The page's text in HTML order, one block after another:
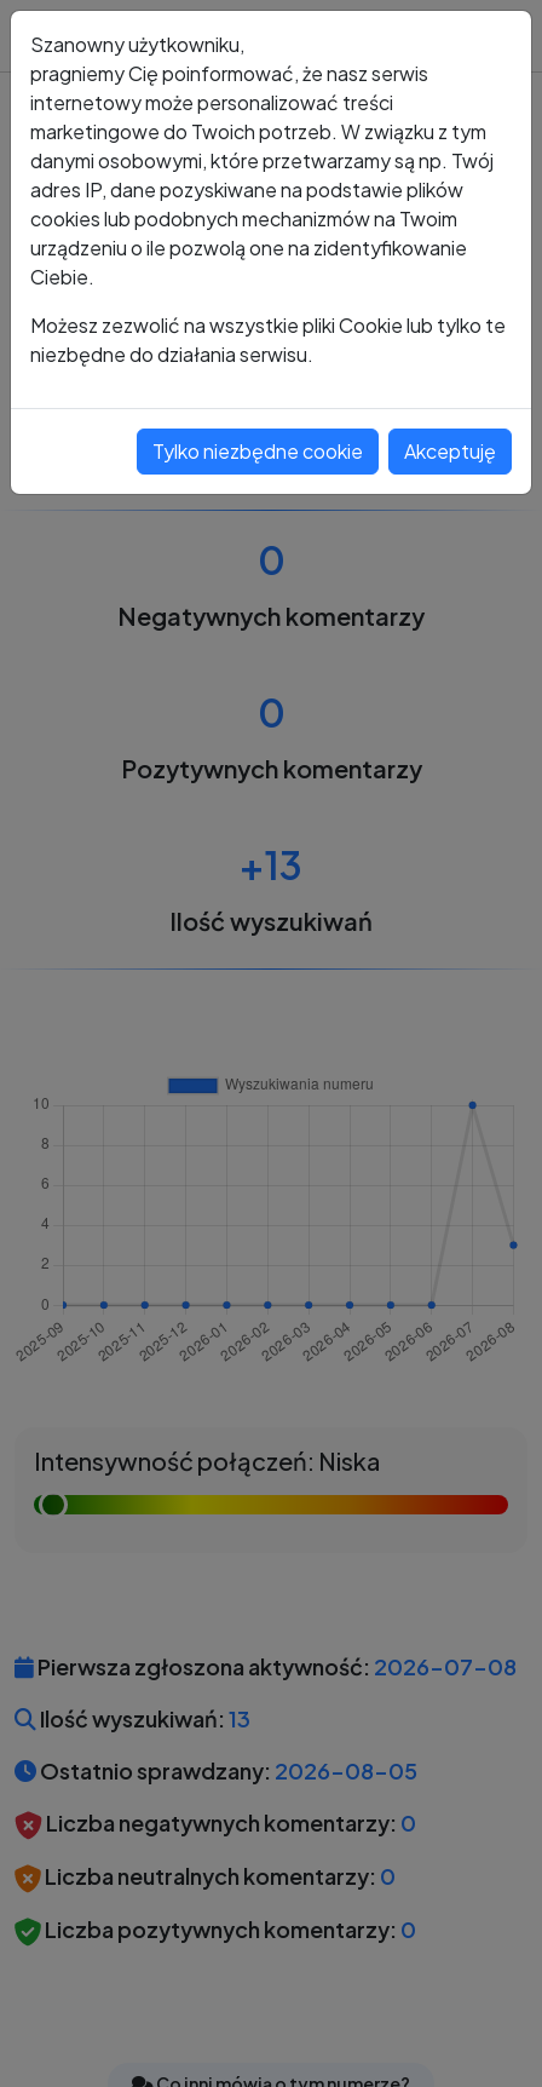
Kto dzwonił? Numer +48 222 779 212
+48 222 779 212
0
Negatywnych komentarzy
0
Pozytywnych komentarzy
+13
Ilość wyszukiwań
Intensywność połączeń: Niska
Pierwsza zgłoszona aktywność: 2026-07-08
Ilość wyszukiwań: 13
Ostatnio sprawdzany: 2026-08-05
Liczba negatywnych komentarzy: 0
Liczba neutralnych komentarzy: 0
Liczba pozytywnych komentarzy: 0
Szanowny użytkowniku,
pragniemy Cię poinformować, że nasz serwis
internetowy może personalizować treści
marketingowe do Twoich potrzeb. W związku z tym
danymi osobowymi, które przetwarzamy są np. Twój
adres IP, dane pozyskiwane na podstawie plików
cookies lub podobnych mechanizmów na Twoim
urządzeniu o ile pozwolą one na zidentyfikowanie
Ciebie.
Możesz zezwolić na wszystkie pliki Cookie lub tylko te
niezbędne do działania serwisu.
Tylko niezbędne cookie Akceptuję